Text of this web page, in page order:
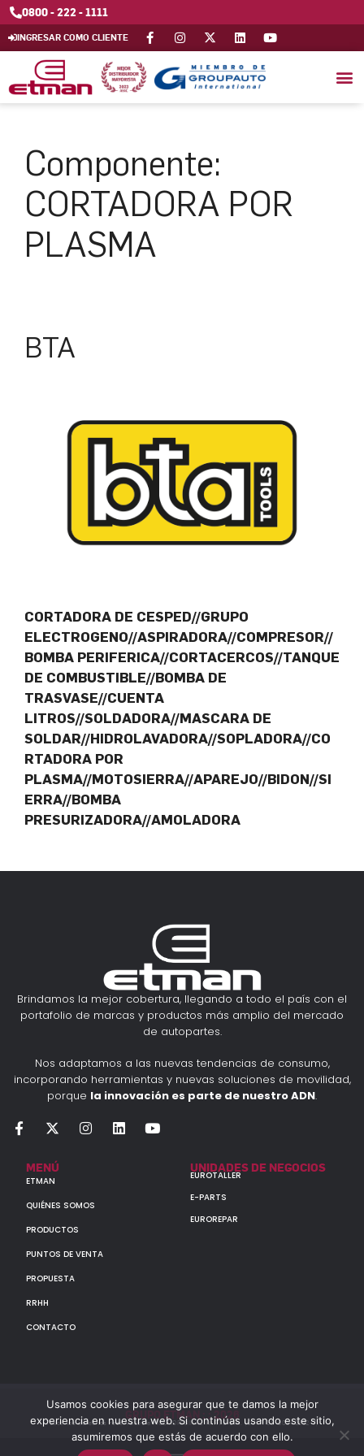
0800 - 222 - 1111
INGRESAR COMO CLIENTE
Componente:
CORTADORA POR
PLASMA
BTA
CORTADORA DE CESPED//GRUPO
ELECTROGENO//ASPIRADORA//COMPRESOR//
BOMBA PERIFERICA//CORTACERCOS//TANQUE
DE COMBUSTIBLE//BOMBA DE
TRASVASE//CUENTA
LITROS//SOLDADORA//MASCARA DE
SOLDAR//HIDROLAVADORA//SOPLADORA//CO
RTADORA POR
PLASMA//MOTOSIERRA//APAREJO//BIDON//SI
ERRA//BOMBA
PRESURIZADORA//AMOLADORA
Brindamos la mejor cobertura, llegando a todo el país con el
portafolio de marcas y productos más amplio del mercado
de autopartes.
Nos adaptamos a las nuevas tendencias de consumo,
incorporando herramientas y nuevas soluciones de movilidad,
porque la innovación es parte de nuestro ADN.
MENÚ
ETMAN
QUIÉNES SOMOS
PRODUCTOS
PUNTOS DE VENTA
PROPUESTA
RRHH
CONTACTO
UNIDADES DE NEGOCIOS
EUROTALLER
E-PARTS
EUROREPAR
GRUPO ETMAN : : 2026
Todos los derechos reservados a MULTIORIGINAL PARTS S.A. (CUIT: 30-60142852-7)
Usamos cookies para asegurar que te damos la mejor
experiencia en nuestra web. Si continúas usando este sitio,
asumiremos que estás de acuerdo con ello.